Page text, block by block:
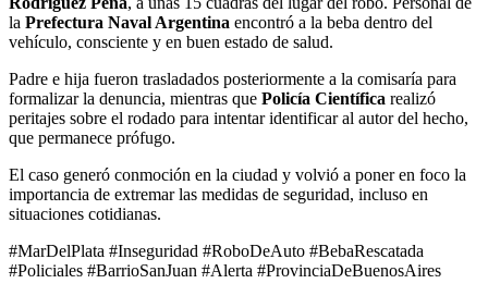
la Prefectura Naval Argentina encontró a la beba dentro del
vehículo, consciente y en buen estado de salud.
Padre e hija fueron trasladados posteriormente a la comisaría para
formalizar la denuncia, mientras que Policía Científica realizó
peritajes sobre el rodado para intentar identificar al autor del hecho,
que permanece prófugo.
El caso generó conmoción en la ciudad y volvió a poner en foco la
importancia de extremar las medidas de seguridad, incluso en
situaciones cotidianas.
#MarDelPlata #Inseguridad #RoboDeAuto #BebaRescatada
#Policiales #BarrioSanJuan #Alerta #ProvinciaDeBuenosAires